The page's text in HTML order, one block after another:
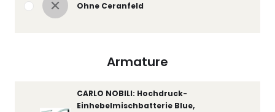
Ohne Ceranfeld
Armature
CARLO NOBILI: Hochdruck-
Einhebelmischbatterie Blue,